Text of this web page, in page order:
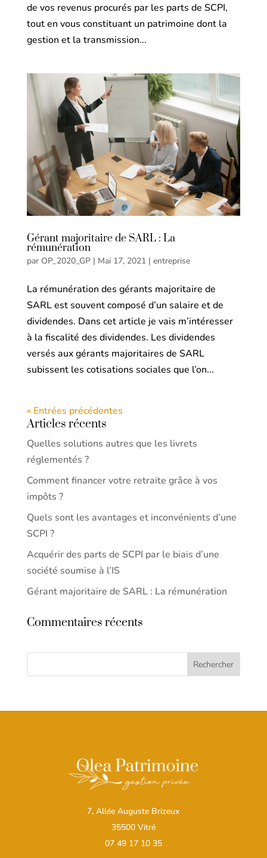
de vos revenus procurés par les parts de SCPI,
tout en vous constituant un patrimoine dont la
gestion et la transmission...
Gérant majoritaire de SARL : La
rémunération
par OP_2020_GP| Mai 17, 2021| entreprise
La rémunération des gérants majoritaire de
SARL est souvent composé d’un salaire et de
dividendes. Dans cet article je vais m’intéresser
à la fiscalité des dividendes. Les dividendes
versés aux gérants majoritaires de SARL
subissent les cotisations sociales que l’on...
« Entrées précédentes
Articles récents
Quelles solutions autres que les livrets
réglementés ?
Comment financer votre retraite grâce à vos
impôts ?
Quels sont les avantages et inconvénients d’une
SCPI ?
Acquérir des parts de SCPI par le biais d’une
société soumise à l’IS
Gérant majoritaire de SARL : La rémunération
Commentaires récents
7, Allée Auguste Brizeux
35500 Vitré
07 49 17 10 35